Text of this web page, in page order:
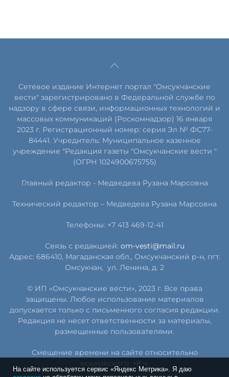
На сайте используется сервис «Яндекс Метрика». Я даю
Сетевое издание Интернет портал "Омсукчанские
вести" зарегистрировано в Федеральной службе по
надзору в сфере связи, информационных технологий и
массовых коммуникаций (Роскомнадзор) 16 января
2023 г. Регистрационный номер: серия Эл № ФС77-
84441. Учредитель: Муниципальное казенное
учреждение "Редакция газеты "Омсукчанские вести "
(ОГРН 1024900675755)
Главный редактор - Медведева Рузана Марсовна
Технический редактор – Медведева Рузана Марсовна
Телефоны: +7 413 469-12-41
Связь с редакцией: om-vesti@mail.ru
Адрес: 686410, Магаданская обл., Омсукчанский р-н, пгт.
Омсукчан, ул. Ленина, д. 2
© ИП «Омсукчанские вести», 2023 г. Все права
защищены. Любое использование материалов
допускается только с письменного согласия редакции.
Редакция не несет ответственности за материалы,
размещенные пользователями.
Смещение времени на сайте относительно
московского: +8 ч.